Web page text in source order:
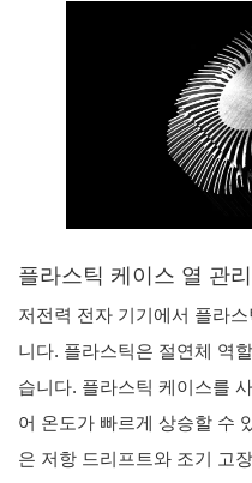
플라스틱 케이스 열 관리
저전력 전자 기기에서 플라
니다. 플라스틱은 절연체 역
습니다. 플라스틱 케이스를
어 온도가 빠르게 상승할 수
은 저항 드리프트와 조기 고